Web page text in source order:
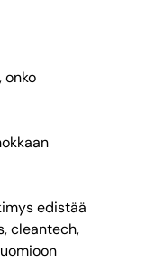
onko
edistää
cleantech,